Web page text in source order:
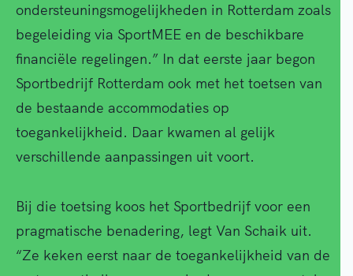
ondersteuningsmogelijkheden in Rotterdam zoals
begeleiding via SportMEE en de beschikbare
financiële regelingen.” In dat eerste jaar begon
Sportbedrijf Rotterdam ook met het toetsen van
de bestaande accommodaties op
toegankelijkheid. Daar kwamen al gelijk
verschillende aanpassingen uit voort.
Bij die toetsing koos het Sportbedrijf voor een
pragmatische benadering, legt Van Schaik uit.
“Ze keken eerst naar de toegankelijkheid van de